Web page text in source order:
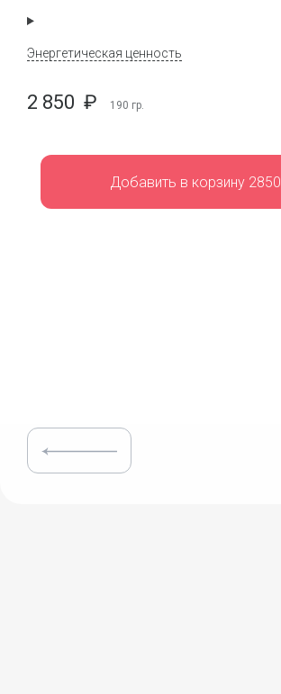
Энергетическая ценность
2 850 ₽ 190 гр.
Добавить в корзину 2850